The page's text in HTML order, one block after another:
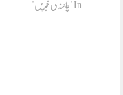
In "چائنہ کی خبریں"